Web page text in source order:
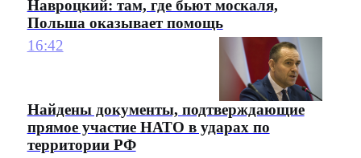
Навроцкий: там, где бьют москаля,
Польша оказывает помощь
16:42
Найдены документы, подтверждающие
прямое участие НАТО в ударах по
территории РФ